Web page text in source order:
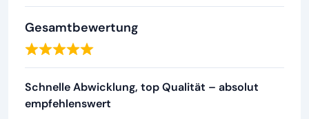
Gesamtbewertung
Schnelle Abwicklung, top Qualität – absolut
empfehlenswert